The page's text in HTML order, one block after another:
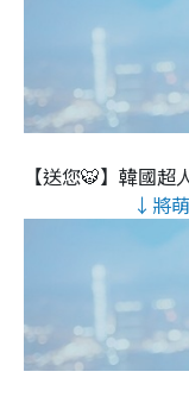
【送您🐯】韓國超
↓將